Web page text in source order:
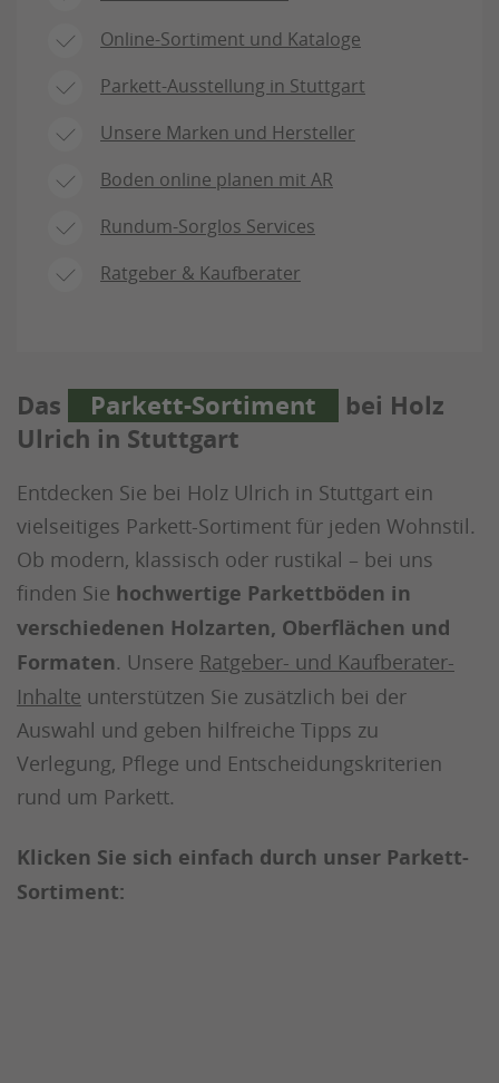
Online-Sortiment und Kataloge
Parkett-Ausstellung in Stuttgart
Unsere Marken und Hersteller
Boden online planen mit AR
Rundum-Sorglos Services
Ratgeber & Kaufberater
Das Parkett-Sortiment
bei Holz
Ulrich in Stuttgart
Entdecken Sie bei Holz Ulrich in Stuttgart ein
vielseitiges Parkett-Sortiment für jeden Wohnstil.
Ob modern, klassisch oder rustikal – bei uns
finden Sie hochwertige Parkettböden in
verschiedenen Holzarten, Oberflächen und
Formaten. Unsere Ratgeber- und Kaufberater-
Inhalte unterstützen Sie zusätzlich bei der
Auswahl und geben hilfreiche Tipps zu
Verlegung, Pflege und Entscheidungskriterien
rund um Parkett.
Klicken Sie sich einfach durch unser Parkett-
Sortiment: